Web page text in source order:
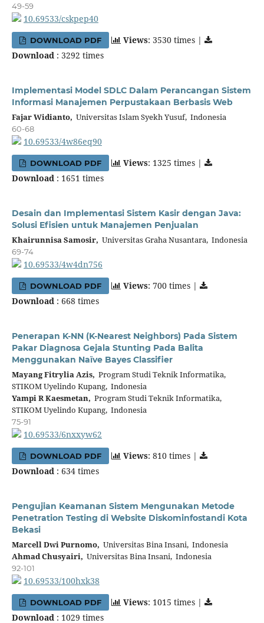
49-59
10.69533/cskpep40
DOWNLOAD PDF Views: 3530 times |
Download: 3292 times
Implementasi Model SDLC Dalam Perancangan Sistem
Informasi Manajemen Perpustakaan Berbasis Web
Fajar Widianto, Universitas Islam Syekh Yusuf, Indonesia
60-68
10.69533/4w86eq90
DOWNLOAD PDF Views: 1325 times |
Download: 1651 times
Desain dan Implementasi Sistem Kasir dengan Java:
Solusi Efisien untuk Manajemen Penjualan
Khairunnisa Samosir, Universitas Graha Nusantara, Indonesia
69-74
10.69533/4w4dn756
DOWNLOAD PDF Views: 700 times |
Download : 668 times
Penerapan K-NN (K-Nearest Neighbors) Pada Sistem
Pakar Diagnosa Gejala Stunting Pada Balita
Menggunakan Naïve Bayes Classifier
Mayang Fitrylia Azis, Program Studi Teknik Informatika,
STIKOM Uyelindo Kupang, Indonesia
Yampi R Kaesmetan, Program Studi Teknik Informatika,
STIKOM Uyelindo Kupang, Indonesia
75-91
10.69533/6nxxyw62
DOWNLOAD PDF Views: 810 times |
Download : 634 times
Pengujian Keamanan Sistem Mengunakan Metode
Penetration Testing di Website Diskominfostandi Kota
Bekasi
Marcell Dwi Purnomo, Universitas Bina Insani, Indonesia
Ahmad Chusyairi, Universitas Bina Insani, Indonesia
92-101
10.69533/100hxk38
DOWNLOAD PDF Views: 1015 times |
Download : 1029 times